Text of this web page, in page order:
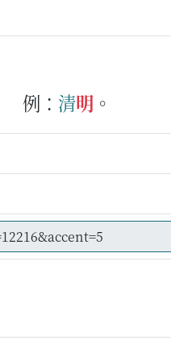
例： 清明 。